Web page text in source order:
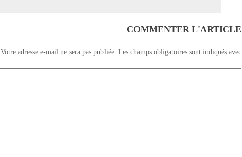
COMMENTER L'ARTICLE
Votre adresse e-mail ne sera pas publiée. Les champs obligatoires sont indiqués avec